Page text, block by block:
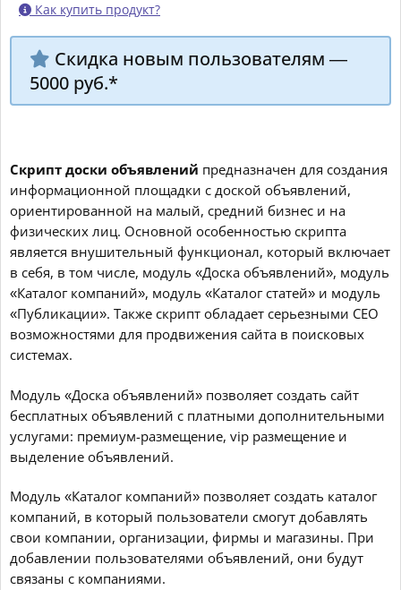
 Как купить продукт?
 Скидка новым пользователям —
5000 руб.*
Скрипт доски объявлений предназначен для создания
информационной площадки с доской объявлений,
ориентированной на малый, средний бизнес и на
физических лиц. Основной особенностью скрипта
является внушительный функционал, который включает
в себя, в том числе, модуль «Доска объявлений», модуль
«Каталог компаний», модуль «Каталог статей» и модуль
«Публикации». Также скрипт обладает серьезными СЕО
возможностями для продвижения сайта в поисковых
системах.
Модуль «Доска объявлений» позволяет создать сайт
бесплатных объявлений с платными дополнительными
услугами: премиум-размещение, vip размещение и
выделение объявлений.
Модуль «Каталог компаний» позволяет создать каталог
компаний, в который пользователи смогут добавлять
свои компании, организации, фирмы и магазины. При
добавлении пользователями объявлений, они будут
связаны с компаниями.